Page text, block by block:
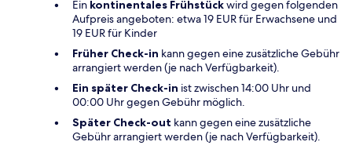
Ein kontinentales Frühstückwird gegen folgenden
Aufpreis angeboten: etwa 19 EUR für Erwachsene und
19 EUR für Kinder
Früher Check-in kann gegen eine zusätzliche Gebühr
arrangiert werden (je nach Verfügbarkeit).
Ein später Check-in ist zwischen 14:00 Uhr und
00:00 Uhr gegen Gebühr möglich.
Später Check-out kann gegen eine zusätzliche
Gebühr arrangiert werden (je nach Verfügbarkeit).